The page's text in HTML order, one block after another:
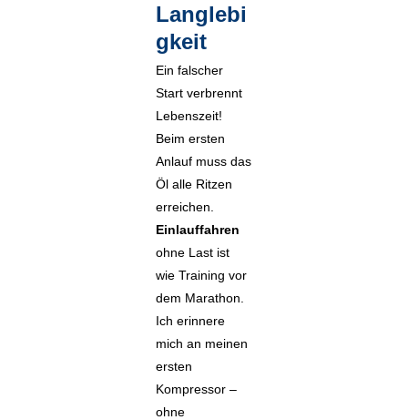
Langlebi
gkeit
Ein falscher
Start verbrennt
Lebenszeit!
Beim ersten
Anlauf muss das
Öl alle Ritzen
erreichen.
Einlauffahren
ohne Last ist
wie Training vor
dem Marathon.
Ich erinnere
mich an meinen
ersten
Kompressor –
ohne